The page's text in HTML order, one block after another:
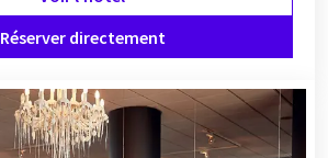
Réserver directement